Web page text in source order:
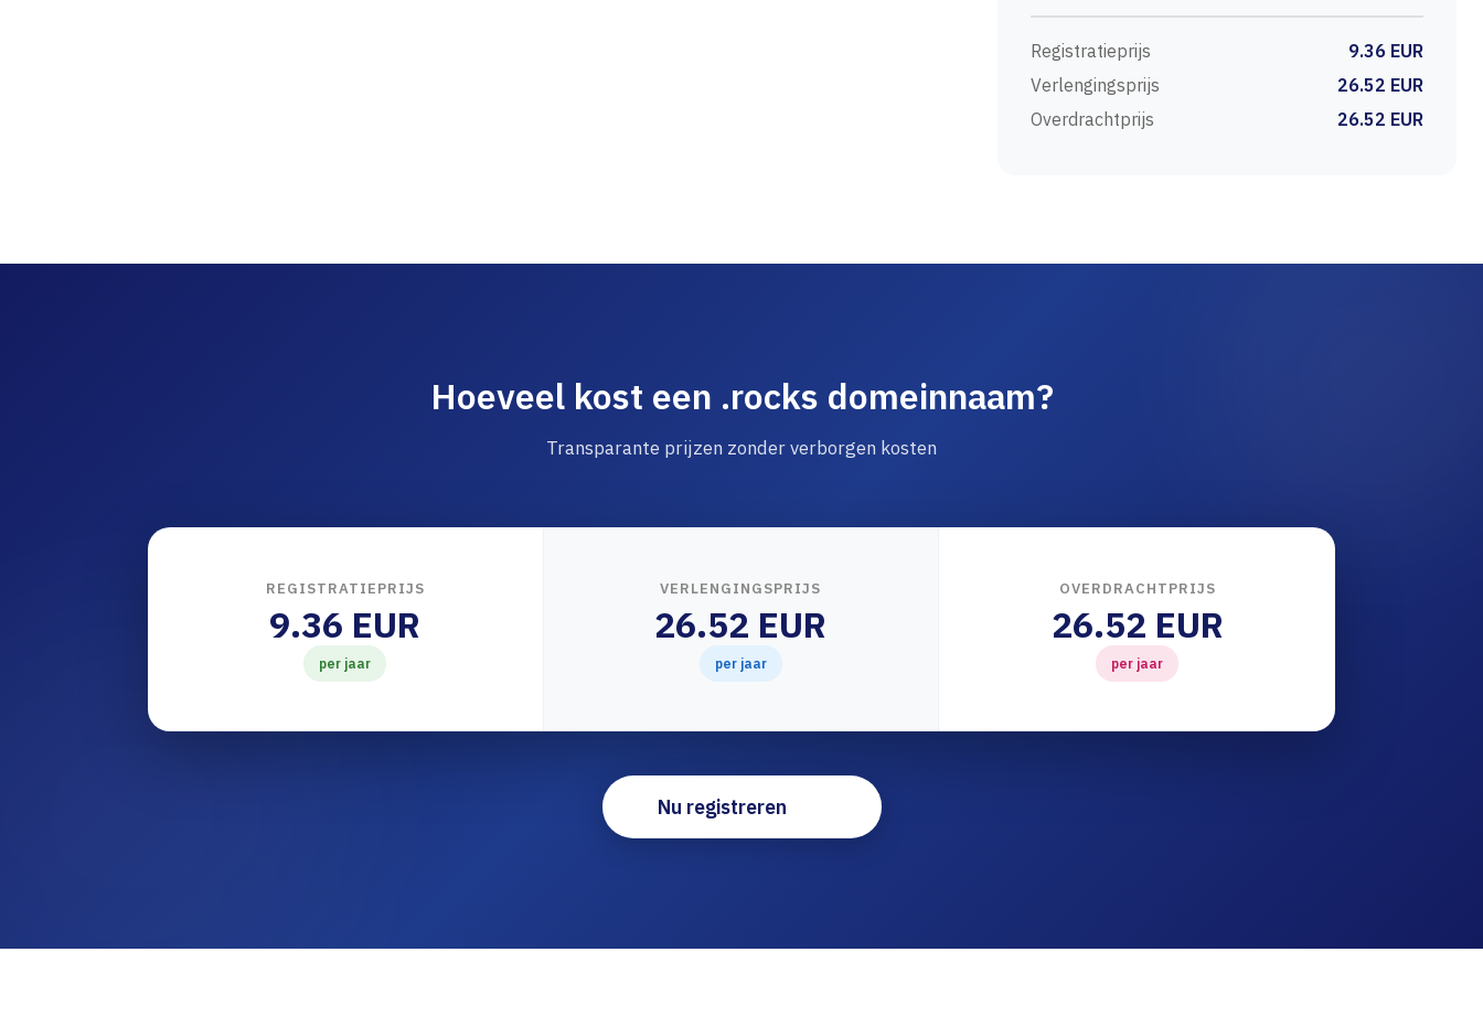
Registratieprijs
9.36 EUR
Verlengingsprijs
26.52 EUR
Overdrachtprijs
26.52 EUR
Hoeveel kost een .rocks domeinnaam?
Transparante prijzen zonder verborgen kosten
REGISTRATIEPRIJS
9.36 EUR
per jaar
VERLENGINGSPRIJS
26.52 EUR
per jaar
OVERDRACHTPRIJS
26.52 EUR
per jaar
Nu registreren